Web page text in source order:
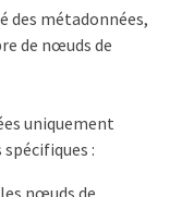
des métadonnées,
de nœuds de
uniquement
:
nœuds de